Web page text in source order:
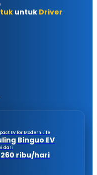
untuk Driver
EV for Modern Life
Binguo EV
dari
260 ribu/hari